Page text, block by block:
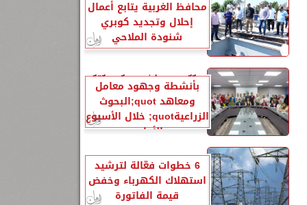
محافظ الغربية يتابع أعمال
إحلال وتجديد كوبري
شنودة الملاحي
الزراعةquot; تنشر تقريرًا
بأنشطة وجهود معامل
ومعاهد quot;البحوث
الزراعيةquot; خلال الأسبوع
الأول...
6 خطوات فعّالة لترشيد
استهلاك الكهرباء وخفض
قيمة الفاتورة